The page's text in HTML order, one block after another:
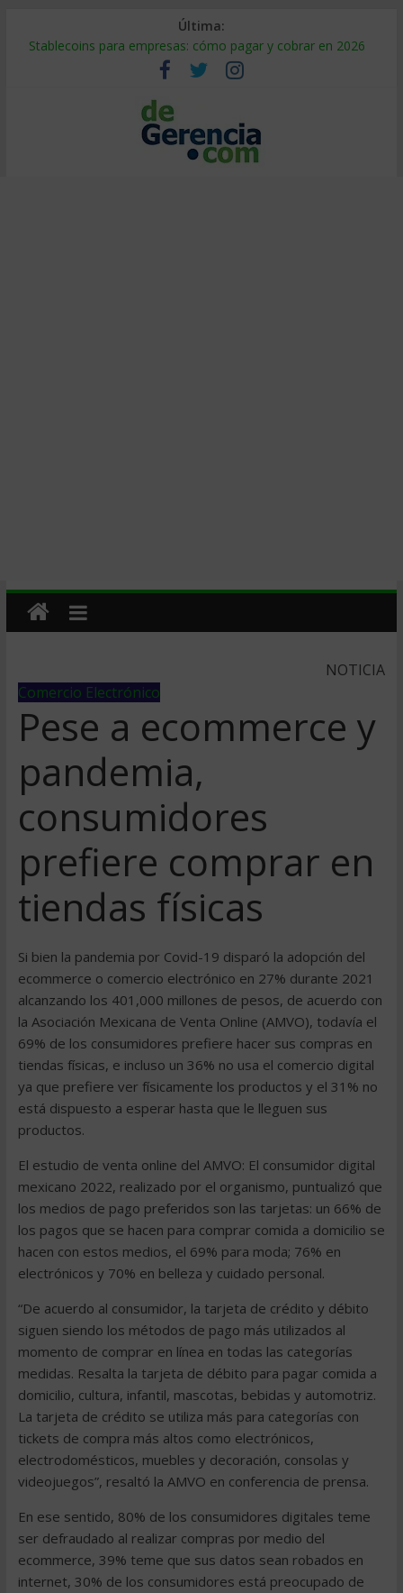
Última:
Stablecoins para empresas: cómo pagar y cobrar en 2026
Despido silencioso: qué es y por qué sale tan caro
IA en selección de personal: cómo auditarla a tiempo
Trabajo forzoso en la cadena de suministro: qué hacer
Mercado hispano de EE. UU.: cómo segmentarlo y venderle
NOTICIA
Comercio Electrónico
Pese a ecommerce y
pandemia,
consumidores
prefiere comprar en
tiendas físicas
Si bien la pandemia por Covid-19 disparó la adopción del
ecommerce o comercio electrónico en 27% durante 2021
alcanzando los 401,000 millones de pesos, de acuerdo con
la Asociación Mexicana de Venta Online (AMVO), todavía el
69% de los consumidores prefiere hacer sus compras en
tiendas físicas, e incluso un 36% no usa el comercio digital
ya que prefiere ver físicamente los productos y el 31% no
está dispuesto a esperar hasta que le lleguen sus
productos.
El estudio de venta online del AMVO: El consumidor digital
mexicano 2022, realizado por el organismo, puntualizó que
los medios de pago preferidos son las tarjetas: un 66% de
los pagos que se hacen para comprar comida a domicilio se
hacen con estos medios, el 69% para moda; 76% en
electrónicos y 70% en belleza y cuidado personal.
“De acuerdo al consumidor, la tarjeta de crédito y débito
siguen siendo los métodos de pago más utilizados al
momento de comprar en línea en todas las categorías
medidas. Resalta la tarjeta de débito para pagar comida a
domicilio, cultura, infantil, mascotas, bebidas y automotriz.
La tarjeta de crédito se utiliza más para categorías con
tickets de compra más altos como electrónicos,
electrodomésticos, muebles y decoración, consolas y
videojuegos”, resaltó la AMVO en conferencia de prensa.
En ese sentido, 80% de los consumidores digitales teme
ser defraudado al realizar compras por medio del
ecommerce, 39% teme que sus datos sean robados en
internet, 30% de los consumidores está preocupado de